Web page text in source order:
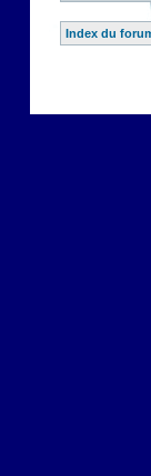
Index du